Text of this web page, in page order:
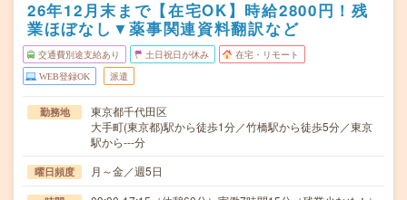
26年12月末まで【在宅OK】時給2800円！残
業ほぼなし▼薬事関連資料翻訳など
交通費別途支給あり 土日祝日が休み 在宅・リモート
WEB登録OK 派遣
勤務地
東京都千代田区
大手町(東京都)駅から徒歩1分／竹橋駅から徒歩5分／東京
駅から---分
曜日頻度 月～金／週5日